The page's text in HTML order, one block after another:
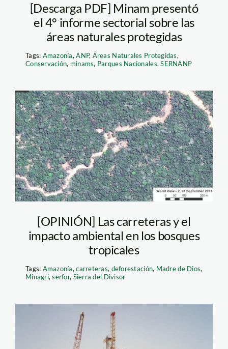
[Descarga PDF] Minam presentó
el 4° informe sectorial sobre las
áreas naturales protegidas
Tags: Amazonía,ANP, Áreas Naturales Protegidas,
Conservación, minams, Parques Nacionales,SERNANP
[OPINIÓN] Las carreteras y el
impacto ambiental en los bosques
tropicales
Tags: Amazonía,carreteras, deforestación, Madre de Dios,
Minagri,serfor, Sierra del Divisor